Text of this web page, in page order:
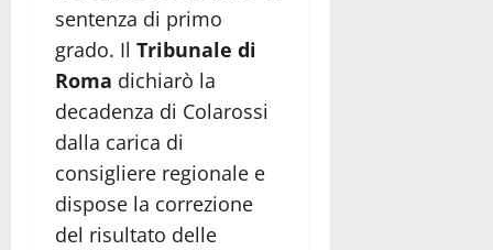
sentenza di primo
grado. Il Tribunale di
Roma dichiarò la
decadenza di Colarossi
dalla carica di
consigliere regionale e
dispose la correzione
del risultato delle